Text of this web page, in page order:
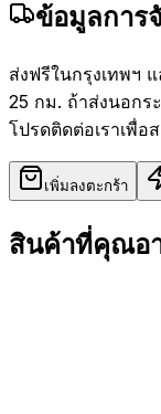
ข้อมูลการ
ส่งฟรีในกรุงเทพฯ
25 กม. ถ้าส่งนอกร
โปรดติดต่อเราเพื่อ
เพิ่มลงตะกร้า
สินค้าที่คุณอ